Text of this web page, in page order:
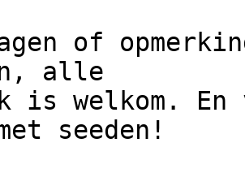
of
alle
is welkom.
seeden!